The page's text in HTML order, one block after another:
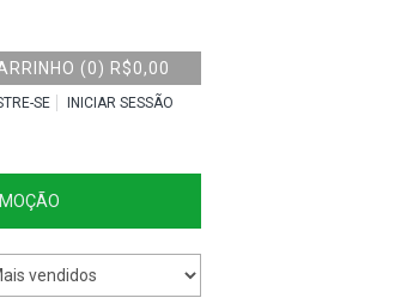
(0) R$0,00
SE INICIAR SESSÃO